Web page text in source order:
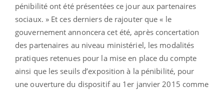
pénibilité ont été présentées ce jour aux partenaires
sociaux. » Et ces derniers de rajouter que « le
gouvernement annoncera cet été, après concertation
des partenaires au niveau ministériel, les modalités
pratiques retenues pour la mise en place du compte
ainsi que les seuils d’exposition à la pénibilité, pour
une ouverture du dispositif au 1er janvier 2015 comme